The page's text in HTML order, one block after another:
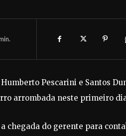
Pescarini e Santos
arrombada neste primeiro dia
chegada do gerente para